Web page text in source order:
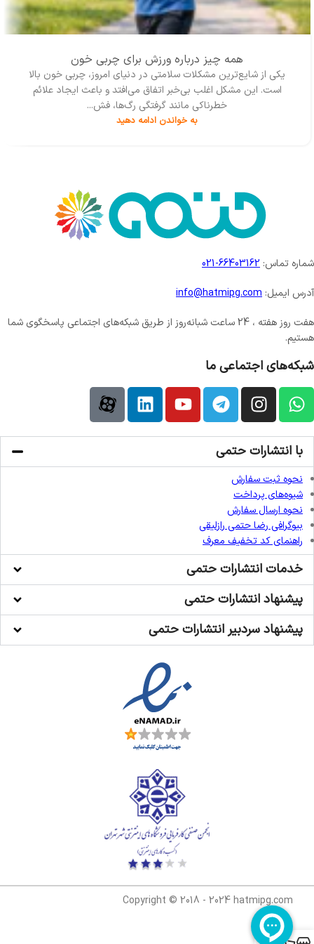
همه چیز درباره ورزش برای چربی خون
یکی از شایع‌ترین مشکلات سلامتی در دنیای امروز، چربی خون بالا
است. این مشکل اغلب بی‌خبر اتفاق می‌افتد و باعث ایجاد علائم
خطرناکی مانند گرفتگی رگ‌ها، فش...
به خواندن ادامه دهید
شماره تماس: 66403162-021
آدرس ایمیل: info@hatmipg.com
هفت روز هفته ، 24 ساعت شبانه‌روز از طریق شبکه‌های اجتماعی پاسخگوی شما
هستیم.
شبکه‌های اجتماعی ما
با انتشارات حتمی
نحوه ثبت سفارش
شیوه‌های پرداخت
نحوه ارسال سفارش
بیوگرافی رضا حتمی رازلیقی
راهنمای کد تخفیف معرف
خدمات انتشارات حتمی
پیشنهاد انتشارات حتمی
پیشنهاد سردبیر انتشارات حتمی
Copyright © 2018 - 2024 hatmipg.com